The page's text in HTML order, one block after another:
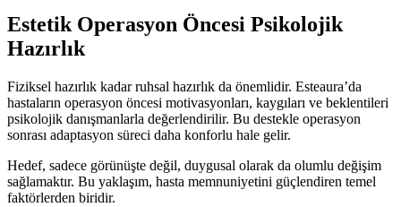
Estetik Operasyon Öncesi Psikolojik
Hazırlık
Fiziksel hazırlık kadar ruhsal hazırlık da önemlidir. Esteaura’da
hastaların operasyon öncesi motivasyonları, kaygıları ve beklentileri
psikolojik danışmanlarla değerlendirilir. Bu destekle operasyon
sonrası adaptasyon süreci daha konforlu hale gelir.
Hedef, sadece görünüşte değil, duygusal olarak da olumlu değişim
sağlamaktır. Bu yaklaşım, hasta memnuniyetini güçlendiren temel
faktörlerden biridir.